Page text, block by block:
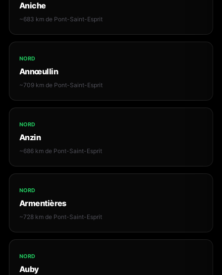
Aniche
~683 km de Pont-Saint-Esprit
NORD
Annœullin
~709 km de Pont-Saint-Esprit
NORD
Anzin
~686 km de Pont-Saint-Esprit
NORD
Armentières
~728 km de Pont-Saint-Esprit
NORD
Auby